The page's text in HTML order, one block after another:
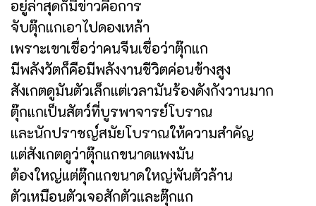
อยู่ล่าสุดก็มีข่าวคือการ
จับตุ๊กแกเอาไปดองเหล้า
เพราะเขาเชื่อว่าคนจีนเชื่อว่าตุ๊กแก
มีพลังวัตก็คือมีพลังงานชีวิตค่อนข้างสูง
สังเกตดูมันตัวเล็กแต่เวลามันร้องดังกังวานมาก
ตุ๊กแกเป็นสัตว์ที่บูรพาจารย์โบราณ
และนักปราชญ์สมัยโบราณให้ความสำคัญ
แต่สังเกตดูว่าตุ๊กแกขนาดแพงมัน
ต้องใหญ่แต่ตุ๊กแกขนาดใหญ่พันตัวล้าน
ตัวเหมือนตัวเจอสักตัวและตุ๊กแก